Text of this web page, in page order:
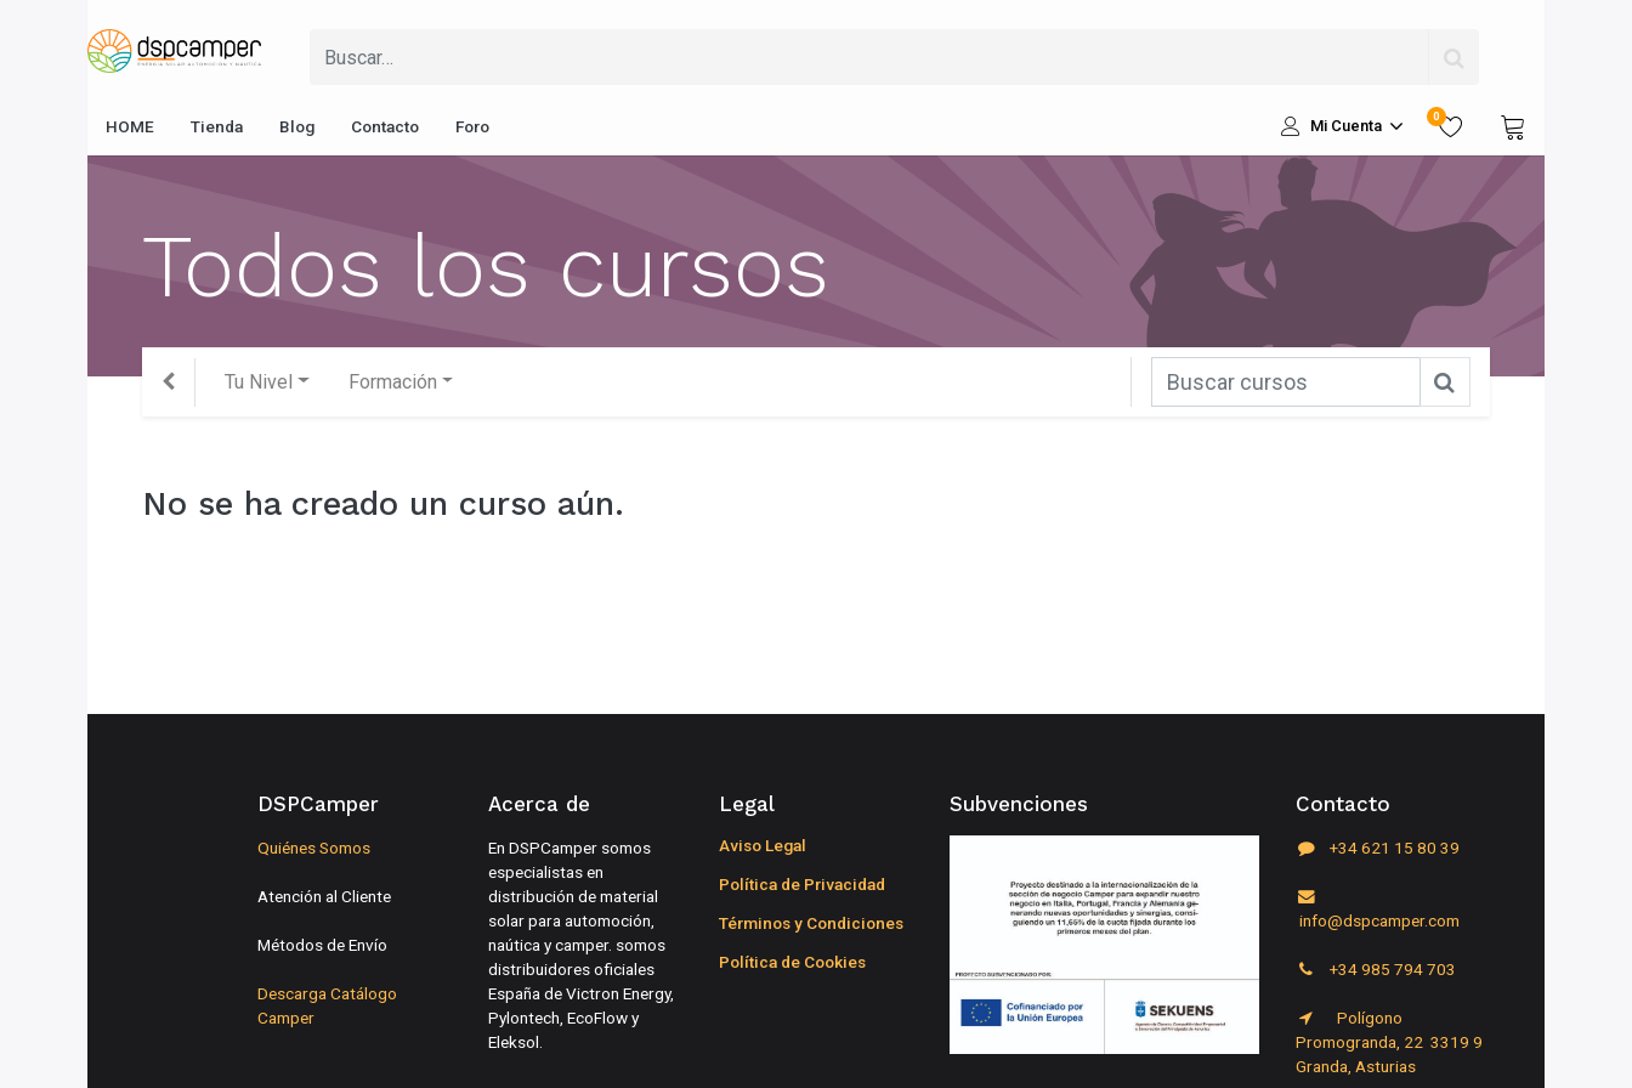
HOME Tienda Blog Contacto Foro Mi Cuenta
0
Todos los cursos
Tu Nivel Formación
No se ha creado un curso aún.
DSPCamper
Quiénes Somos
Atención al Cliente
Métodos de Envío
Descarga Catálogo
Camper
Acerca de
En DSPCamper somos
especialistas en
distribución de material
solar para automoción,
naútica y camper. somos
distribuidores oficiales
España de Victron Energy,
Pylontech, EcoFlow y
Eleksol.
Legal
Aviso Legal
Política de Privacidad
Términos y Condiciones
Política de Cookies
Subvenciones Contacto
+34 621 15 80 39
info@dspcamper.com
+34 985 794 703
Polígono
Promogranda, 22 3319 9
Granda, Asturias